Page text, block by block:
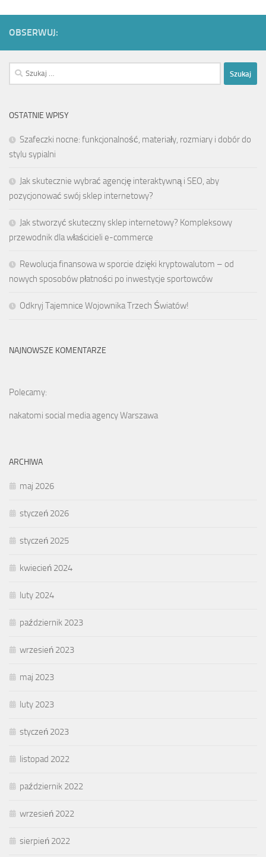
OBSERWUJ:
Szukaj:
OSTATNIE WPISY
Szafeczki nocne: funkcjonalność, materiały, rozmiary i dobór do
stylu sypialni
Jak skutecznie wybrać agencję interaktywną i SEO, aby
pozycjonować swój sklep internetowy?
Jak stworzyć skuteczny sklep internetowy? Kompleksowy
przewodnik dla właścicieli e-commerce
Rewolucja finansowa w sporcie dzięki kryptowalutom – od
nowych sposobów płatności po inwestycje sportowców
Odkryj Tajemnice Wojownika Trzech Światów!
NAJNOWSZE KOMENTARZE
Polecamy:
nakatomi social media agency Warszawa
ARCHIWA
maj 2026
styczeń 2026
styczeń 2025
kwiecień 2024
luty 2024
październik 2023
wrzesień 2023
maj 2023
luty 2023
styczeń 2023
listopad 2022
październik 2022
wrzesień 2022
sierpień 2022